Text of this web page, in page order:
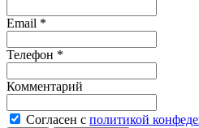
Email *
Телефон *
Комментарий
Согласен с политикой